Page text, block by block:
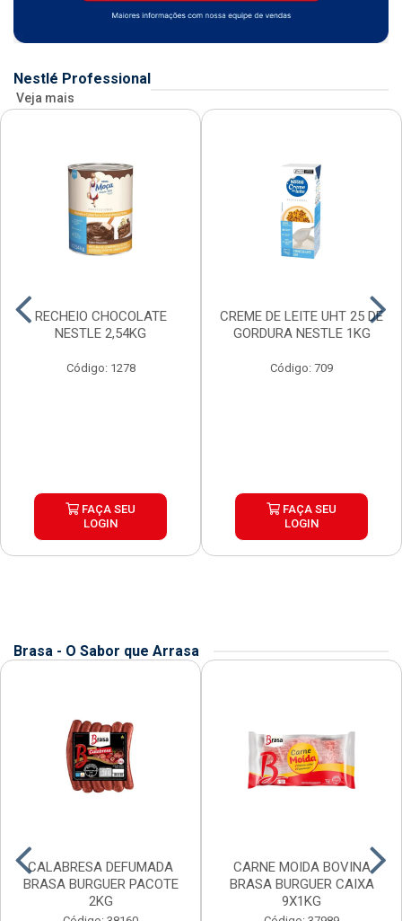
Nestlé Professional
Veja mais
RECHEIO CHOCOLATE
NESTLE 2,54KG
Código: 1278
FAÇA SEU
LOGIN
CREME DE LEITE UHT 25 DE
GORDURA NESTLE 1KG
Código: 709
FAÇA SEU
LOGIN
Brasa - O Sabor que Arrasa
CALABRESA DEFUMADA
BRASA BURGUER PACOTE
2KG
CARNE MOIDA BOVINA
BRASA BURGUER CAIXA
9X1KG